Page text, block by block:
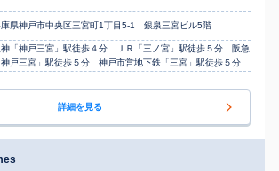
県神戸市中央区三宮町1丁目5-1 銀泉三宮ビル5階
神「神戸三宮」駅徒歩４分 ＪＲ「三ノ宮」駅徒歩５分 阪急
神戸三宮」駅徒歩５分 神戸市営地下鉄「三宮」駅徒歩５分
詳細を見る